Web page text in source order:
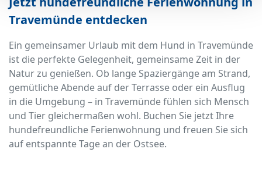
Travemünde entdecken
Ein gemeinsamer Urlaub mit dem Hund in Travemünde
ist die perfekte Gelegenheit, gemeinsame Zeit in der
Natur zu genießen. Ob lange Spaziergänge am Strand,
gemütliche Abende auf der Terrasse oder ein Ausflug
in die Umgebung – in Travemünde fühlen sich Mensch
und Tier gleichermaßen wohl. Buchen Sie jetzt Ihre
hundefreundliche Ferienwohnung und freuen Sie sich
auf entspannte Tage an der Ostsee.